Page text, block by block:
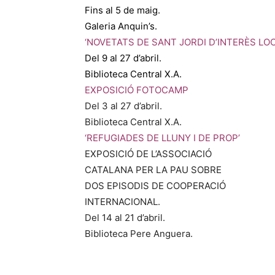
Fins al 5 de maig.
Galeria Anquin’s.
‘NOVETATS DE SANT JORDI D’INTERÈS
Del 9 al 27 d’abril.
Biblioteca Central X.A.
EXPOSICIÓ FOTOCAMP
Del 3 al 27 d’abril.
Biblioteca Central X.A.
‘REFUGIADES DE LLUNY I DE PROP’
EXPOSICIÓ DE L’ASSOCIACIÓ
CATALANA PER LA PAU SOBRE
DOS EPISODIS DE COOPERACIÓ
INTERNACIONAL.
Del 14 al 21 d’abril.
Biblioteca Pere Anguera.